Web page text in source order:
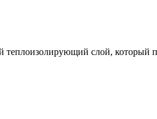
слой, который